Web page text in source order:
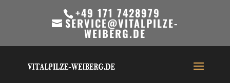
+49 171 7428979
SERVICE@VITALPILZE-
WEIBERG.DE